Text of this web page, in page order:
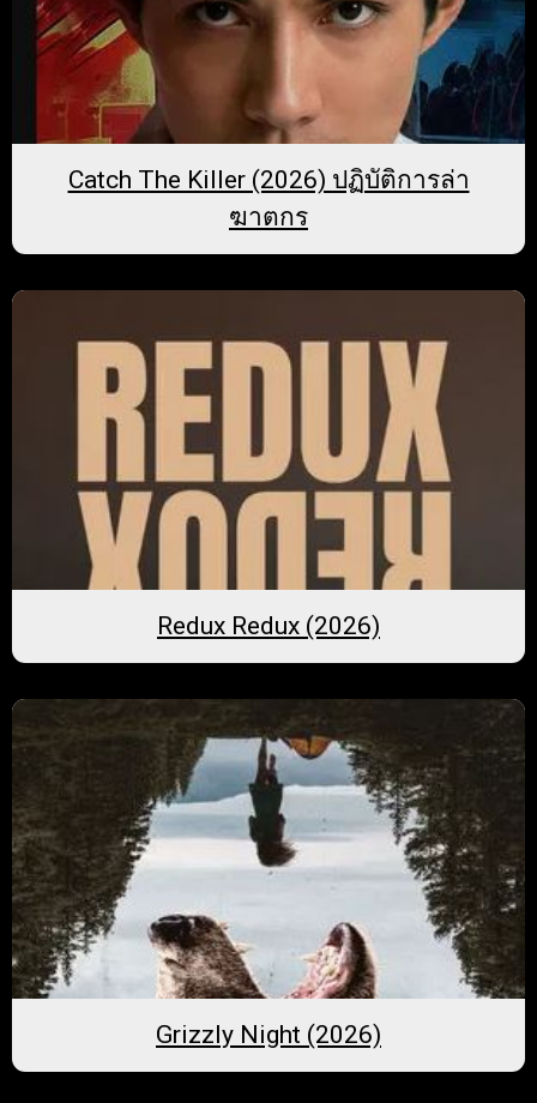
Catch The Killer (2026) ปฏิบัติการล่า
ฆาตกร
Redux Redux (2026)
Grizzly Night (2026)